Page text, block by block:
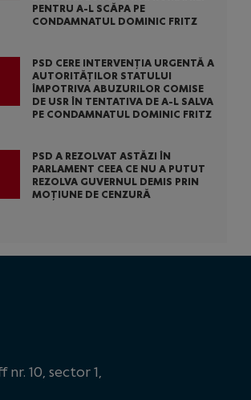
PENTRU A-L SCĂPA PE
CONDAMNATUL DOMINIC FRITZ
PSD CERE INTERVENȚIA URGENTĂ A
AUTORITĂȚILOR STATULUI
ÎMPOTRIVA ABUZURILOR COMISE
DE USR ÎN TENTATIVA DE A-L SALVA
PE CONDAMNATUL DOMINIC FRITZ
PSD A REZOLVAT ASTĂZI ÎN
PARLAMENT CEEA CE NU A PUTUT
REZOLVA GUVERNUL DEMIS PRIN
MOȚIUNE DE CENZURĂ
nr. 10, sector 1,